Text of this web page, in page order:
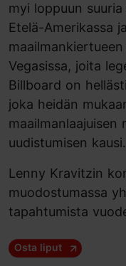
myi loppuun
Etelä-Amerikassa
Vegasissa, joita
Billboard on
joka heidän
maailmanlaajuisen
uudistumisen kausi.
Lenny Kravitzin
muodostumassa
tapahtumista
Osta liput